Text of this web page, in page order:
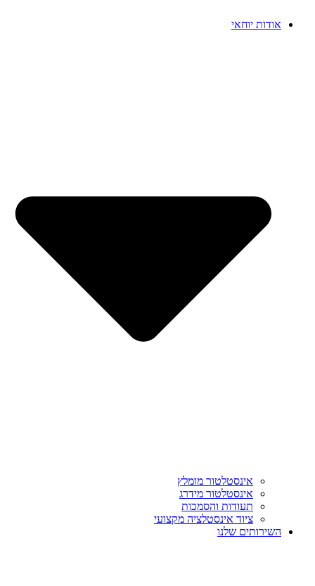
אודות יוחאי
אינסטלטור מומלץ
אינסטלטור מידרג
תעודות והסמכות
ציוד אינסטלציה מקצועי
השירותים שלנו